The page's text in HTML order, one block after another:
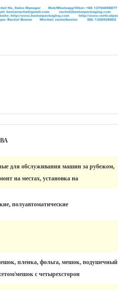
для обслуживания машин за рубежом,
на местах, установка на
полуавтоматические
пленка, фольга, мешок, подушечный
мешок с четырехсторон